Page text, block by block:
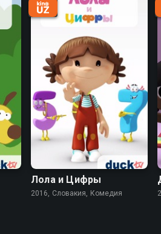
Лола и Цифры
2016, Словакия, Комедия